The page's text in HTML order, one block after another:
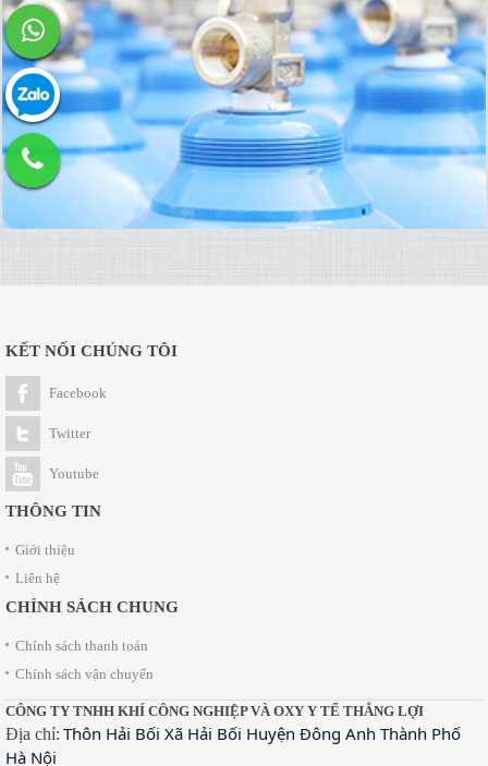
KẾT NỐI CHÚNG TÔI
Facebook
Twitter
Youtube
THÔNG TIN
Giới thiệu
Liên hệ
CHÍNH SÁCH CHUNG
Chính sách thanh toán
Chính sách vận chuyển
CÔNG TY TNHH KHÍ CÔNG NGHIỆP VÀ OXY Y TẾ THẮNG LỢI
Địa chỉ: Thôn Hải Bối Xã Hải Bối Huyện Đông Anh Thành Phố
Hà Nội